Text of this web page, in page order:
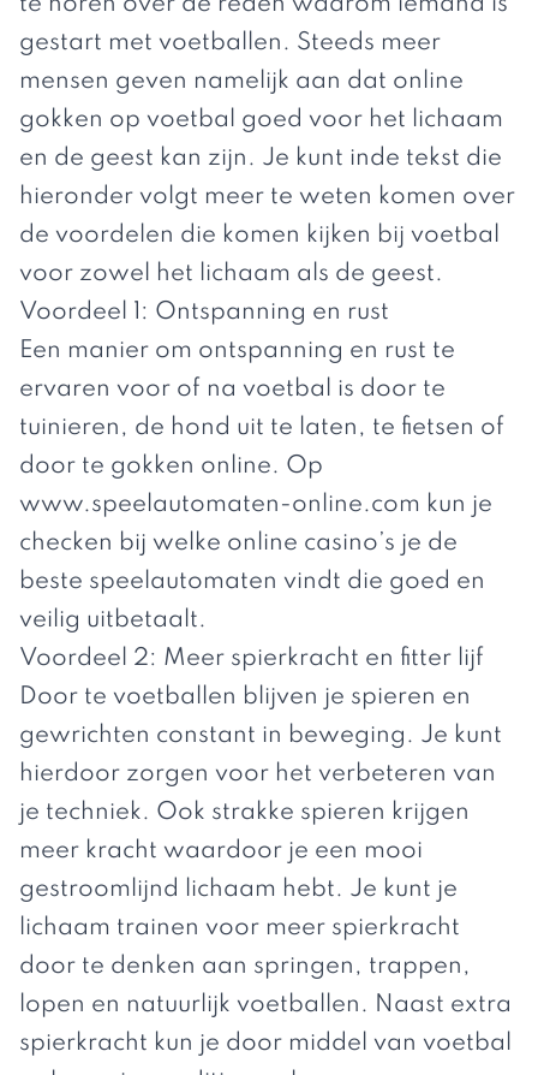
te horen over de reden waarom iemand is
gestart met voetballen. Steeds meer
mensen geven namelijk aan dat online
gokken op voetbal goed voor het lichaam
en de geest kan zijn. Je kunt inde tekst die
hieronder volgt meer te weten komen over
de voordelen die komen kijken bij voetbal
voor zowel het lichaam als de geest.
Voordeel 1: Ontspanning en rust
Een manier om ontspanning en rust te
ervaren voor of na voetbal is door te
tuinieren, de hond uit te laten, te fietsen of
door te gokken online. Op
www.speelautomaten-online.com kun je
checken bij welke online casino’s je de
beste speelautomaten vindt die goed en
veilig uitbetaalt.
Voordeel 2: Meer spierkracht en fitter lijf
Door te voetballen blijven je spieren en
gewrichten constant in beweging. Je kunt
hierdoor zorgen voor het verbeteren van
je techniek. Ook strakke spieren krijgen
meer kracht waardoor je een mooi
gestroomlijnd lichaam hebt. Je kunt je
lichaam trainen voor meer spierkracht
door te denken aan springen, trappen,
lopen en natuurlijk voetballen. Naast extra
spierkracht kun je door middel van voetbal